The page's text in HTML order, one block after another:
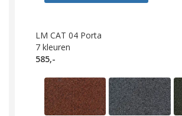
LM CAT 04 Porta
7 kleuren
585,-